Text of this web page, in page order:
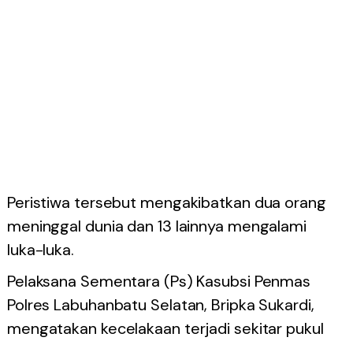
Peristiwa tersebut mengakibatkan dua orang
meninggal dunia dan 13 lainnya mengalami
luka-luka.
Pelaksana Sementara (Ps) Kasubsi Penmas
Polres Labuhanbatu Selatan, Bripka Sukardi,
mengatakan kecelakaan terjadi sekitar pukul